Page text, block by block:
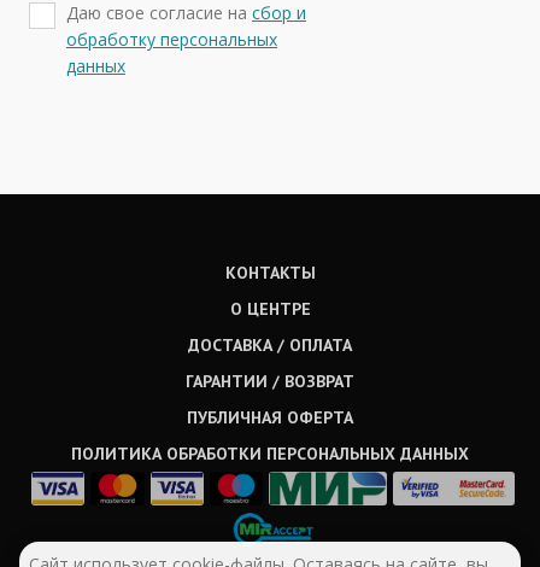
Даю свое согласие на сбор и
обработку персональных
данных
КОНТАКТЫ
О ЦЕНТРЕ
ДОСТАВКА / ОПЛАТА
ГАРАНТИИ / ВОЗВРАТ
ПУБЛИЧНАЯ ОФЕРТА
ПОЛИТИКА ОБРАБОТКИ ПЕРСОНАЛЬНЫХ ДАННЫХ